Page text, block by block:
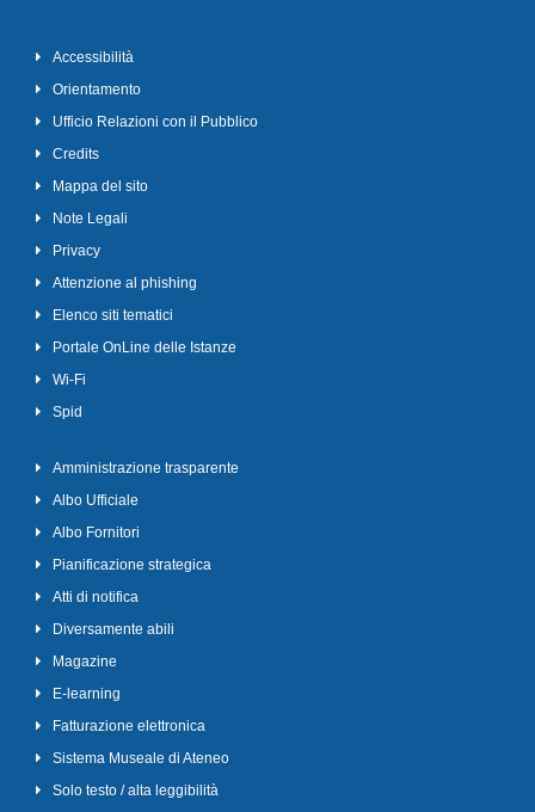
Accessibilità
Orientamento
Ufficio Relazioni con il Pubblico
Credits
Mappa del sito
Note Legali
Privacy
Attenzione al phishing
Elenco siti tematici
Portale OnLine delle Istanze
Wi-Fi
Spid
Amministrazione trasparente
Albo Ufficiale
Albo Fornitori
Pianificazione strategica
Atti di notifica
Diversamente abili
Magazine
E-learning
Fatturazione elettronica
Sistema Museale di Ateneo
Solo testo / alta leggibilità